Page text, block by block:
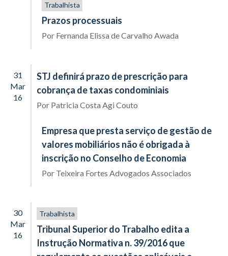
Trabalhista
Prazos processuais
Por Fernanda Elissa de Carvalho Awada
31
Mar
16
STJ definirá prazo de prescrição para
cobrança de taxas condominiais
Por Patricia Costa Agi Couto
Empresa que presta serviço de gestão de
valores mobiliários não é obrigada à
inscrição no Conselho de Economia
Por Teixeira Fortes Advogados Associados
30
Mar
16
Trabalhista
Tribunal Superior do Trabalho edita a
Instrução Normativa n. 39/2016 que